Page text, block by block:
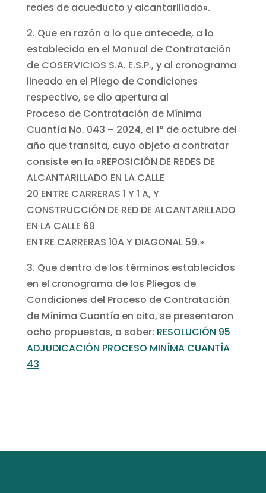
redes de acueducto y alcantarillado».
2. Que en razón a lo que antecede, a lo
establecido en el Manual de Contratación
de COSERVICIOS S.A. E.S.P., y al cronograma
lineado en el Pliego de Condiciones
respectivo, se dio apertura al
Proceso de Contratación de Mínima
Cuantía No. 043 – 2024, el 1° de octubre del
año que transita, cuyo objeto a contratar
consiste en la «REPOSICIÓN DE REDES DE
ALCANTARILLADO EN LA CALLE
20 ENTRE CARRERAS 1 Y 1 A, Y
CONSTRUCCIÓN DE RED DE ALCANTARILLADO
EN LA CALLE 69
ENTRE CARRERAS 10A Y DIAGONAL 59.»
3. Que dentro de los términos establecidos
en el cronograma de los Pliegos de
Condiciones del Proceso de Contratación
de Mínima Cuantía en cita, se presentaron
ocho propuestas, a saber: RESOLUCIÓN 95
ADJUDICACIÓN PROCESO MINÍMA CUANTÍA
43